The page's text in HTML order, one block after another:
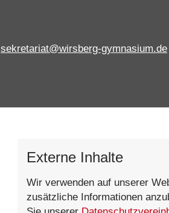
sekretariat@wirsberg-gymnasium.de
Externe Inhalte
Wir verwenden auf unserer
zusätzliche Informationen